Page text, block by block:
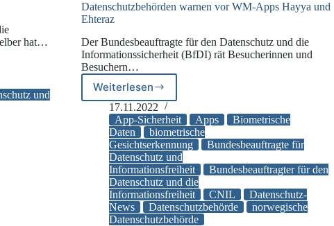
hat…
und
Datenschutzbehörden warnen vor WM-Apps Hayya und
Ehteraz
Der Bundesbeauftragte für den Datenschutz und die
Informationssicherheit (BfDI) rät Besucherinnen und
Besuchern…
WeiterlesenDatenschutzbehörden
warnen
vor
WM-
Apps
Hayya
und
Ehteraz
17.11.2022
App-Sicherheit
Apps
Biometrische
Daten
biometrische
Gesichtserkennung
Bundesbeauftragte für
Datenschutz und
Informationsfreiheit
Bundesbeauftragter für den
Datenschutz und die
Informationsfreiheit
CNIL
Datenschutz-
News
Datenschutzbehörde
norwegische
Datenschutzbehörde